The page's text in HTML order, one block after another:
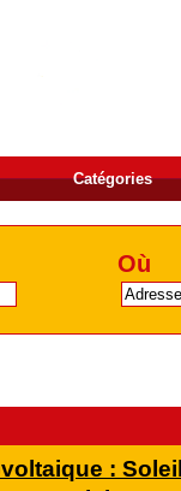
Catégories
Où
: